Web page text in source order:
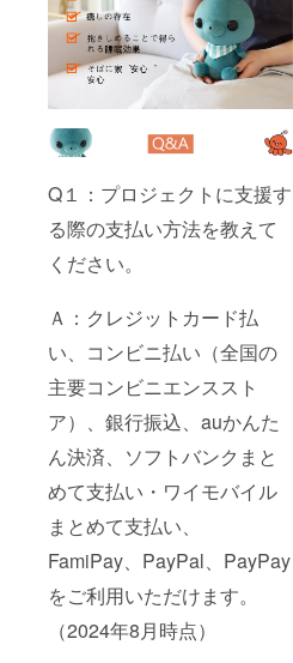
Q１：プロジェクトに支援す
る際の支払い方法を教えて
ください。
Ａ：クレジットカード払
い、コンビニ払い（全国の
主要コンビニエンススト
ア）、銀行振込、auかんた
ん決済、ソフトバンクまと
めて支払い・ワイモバイル
まとめて支払い、
FamiPay、PayPal、PayPay
をご利用いただけます。
（2024年8月時点）